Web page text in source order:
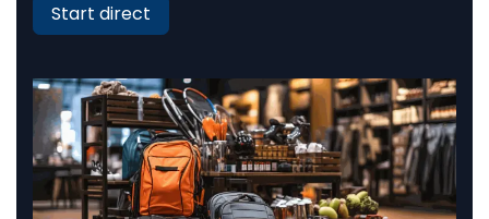
Start direct